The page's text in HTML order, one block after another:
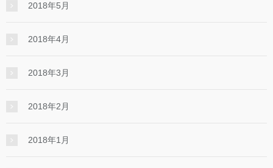
2018年5月
2018年4月
2018年3月
2018年2月
2018年1月